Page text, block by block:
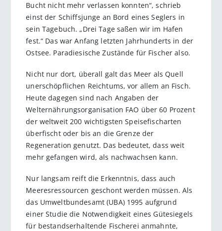
Bucht nicht mehr verlassen konnten“, schrieb
einst der Schiffsjunge an Bord eines Seglers in
sein Tagebuch. „Drei Tage saßen wir im Hafen
fest.“ Das war Anfang letzten Jahrhunderts in der
Ostsee. Paradiesische Zustände für Fischer also.
Nicht nur dort, überall galt das Meer als Quell
unerschöpflichen Reichtums, vor allem an Fisch.
Heute dagegen sind nach Angaben der
Welternährungsorganisation FAO über 60 Prozent
der weltweit 200 wichtigsten Speisefischarten
überfischt oder bis an die Grenze der
Regeneration genutzt. Das bedeutet, dass weit
mehr gefangen wird, als nachwachsen kann.
Nur langsam reift die Erkenntnis, dass auch
Meeresressourcen geschont werden müssen. Als
das Umweltbundesamt (UBA) 1995 aufgrund
einer Studie die Notwendigkeit eines Gütesiegels
für bestandserhaltende Fischerei anmahnte,